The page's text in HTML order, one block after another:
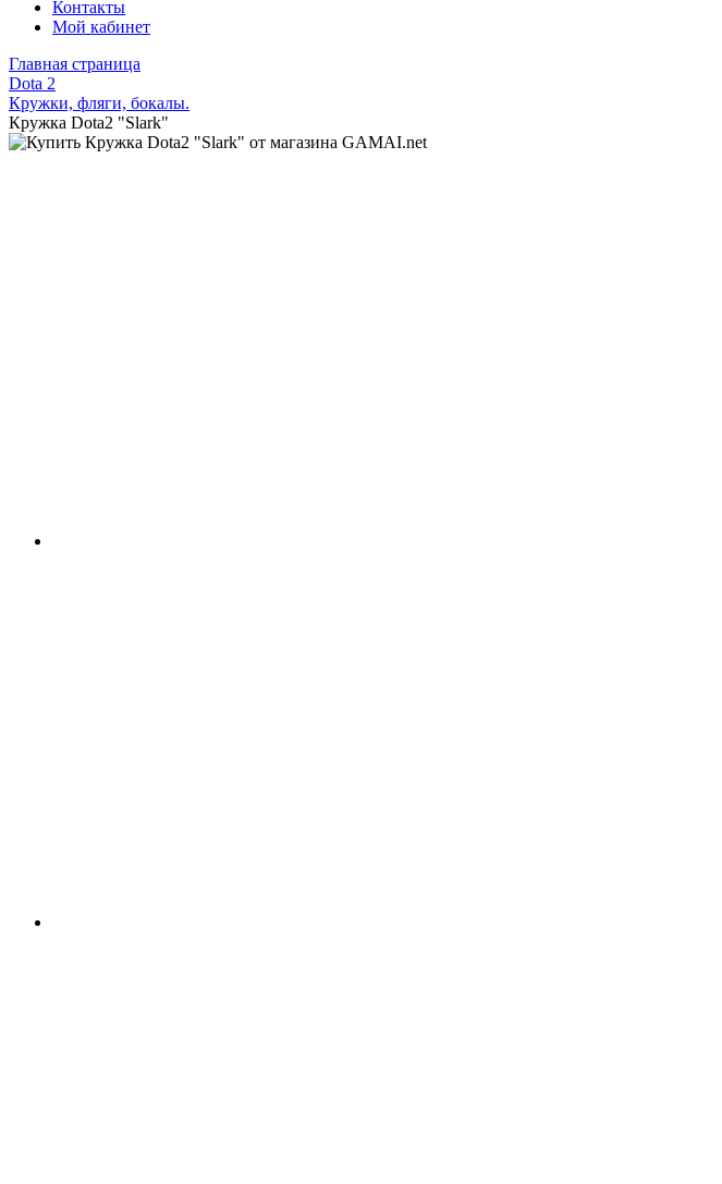
Контакты
Мой кабинет
Главная страница
Dota 2
Кружки, фляги, бокалы.
Кружка Dota2 "Slark"